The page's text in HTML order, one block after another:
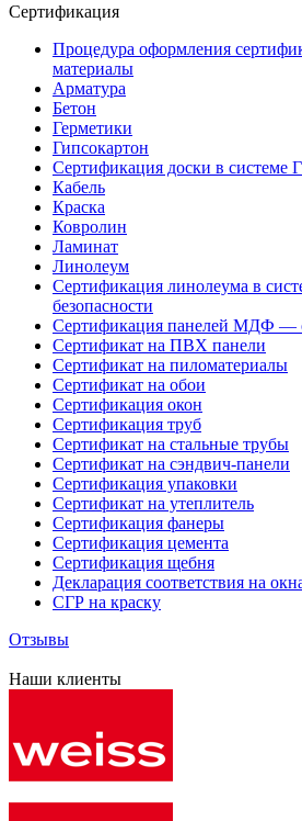
Сертификация
Процедура оформления
материалы
Арматура
Бетон
Герметики
Гипсокартон
Сертификация доски в системе
Кабель
Краска
Ковролин
Ламинат
Линолеум
Сертификация линолеума в
безопасности
Сертификация панелей МДФ —
Сертификат на ПВХ панели
Сертификат на пиломатериалы
Сертификат на обои
Сертификация окон
Сертификация труб
Сертификат на стальные трубы
Сертификат на сэндвич-панели
Сертификация упаковки
Сертификат на утеплитель
Сертификация фанеры
Сертификация цемента
Сертификация щебня
Декларация соответствия на
СГР на краску
Отзывы
Наши клиенты